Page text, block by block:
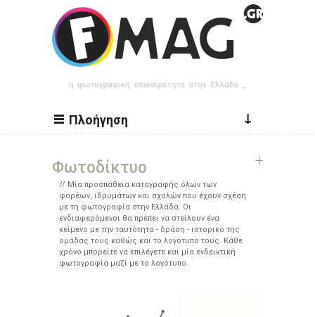
Παράκαμψη προς το κυρίως περιεχόμενο
Πλοήγηση ↓
Φωτοδίκτυο
Μία προσπάθεια καταγραφής όλων των
φορέων, ιδρυμάτων και σχολών που έχουν σχέση
με τη φωτογραφία στην Ελλάδα. Οι
ενδιαφερόμενοι θα πρέπει να στείλουν ένα
κείμενο με την ταυτότητα - δράση - ιστορικό της
ομάδας τους καθώς και το λογότυπο τους. Κάθε
χρόνο μπορείτε να επιλέγετε και μία ενδεικτική
φωτογραφία μαζί με το λογότυπο.